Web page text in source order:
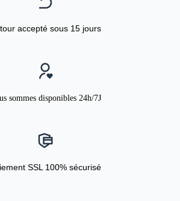
accepté sous 15 jours
sommes disponibles 24h/7J
SSL 100% sécurisé